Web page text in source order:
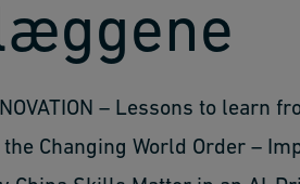
– Lessons to learn
the Changing World Order –